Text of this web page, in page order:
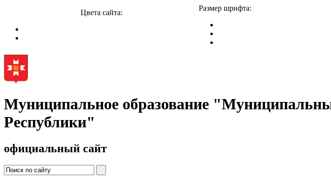
Цвета сайта:
Размер шрифта:
Муниципальное образование
Республики"
официальный сайт